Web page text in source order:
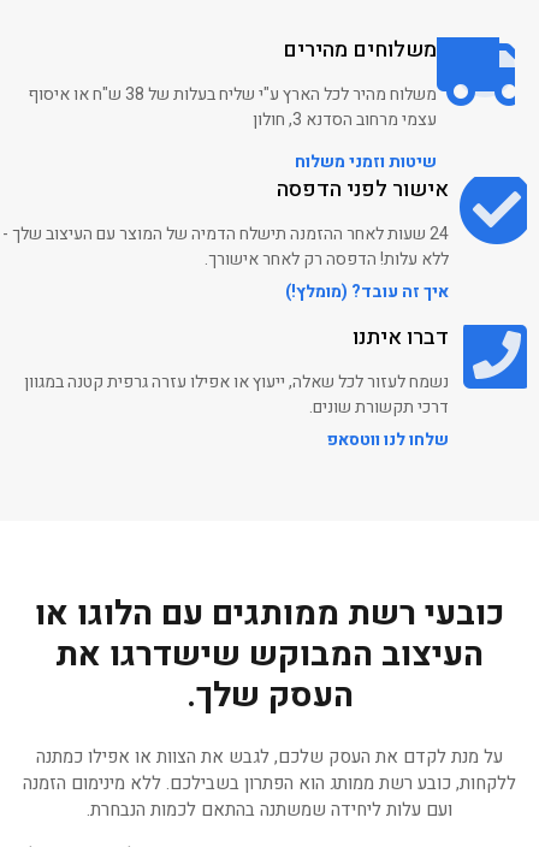
משלוחים מהירים
משלוח מהיר לכל הארץ ע"י שליח בעלות של 38 ש"ח או איסוף
עצמי מרחוב הסדנא 3, חולון
שיטות וזמני משלוח
אישור לפני הדפסה
24 שעות לאחר ההזמנה תישלח הדמיה של המוצר עם העיצוב שלך -
ללא עלות! הדפסה רק לאחר אישורך.
איך זה עובד? (מומלץ!)
דברו איתנו
נשמח לעזור לכל שאלה, ייעוץ או אפילו עזרה גרפית קטנה במגוון
דרכי תקשורת שונים.
שלחו לנו ווטסאפ
כובעי רשת ממותגים עם הלוגו או
העיצוב המבוקש שישדרגו את
העסק שלך.
על מנת לקדם את העסק שלכם, לגבש את הצוות או אפילו כמתנה
ללקחות, כובע רשת ממותג הוא הפתרון בשבילכם. ללא מינימום הזמנה
ועם עלות ליחידה שמשתנה בהתאם לכמות הנבחרת.
הדפסה על מכופתרת קצרה
הדפסה על חולצות כותנה
3/4
אמריקאיות
הדפסה על דגמ"ח מכנס
עבודה
הדפסה על פד גיימינג
ממותג